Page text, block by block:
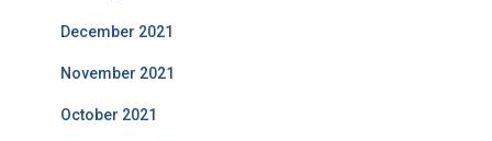
December 2021
November 2021
October 2021